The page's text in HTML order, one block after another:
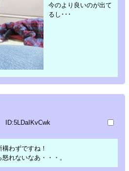
今のより良いのが出て
るし･･･
ID:5LDaIKvCwk
わずですね！
れないなあ・・・。